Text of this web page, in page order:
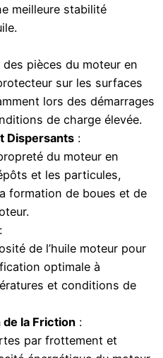
meilleure stabilité
des pièces du moteur en
sur les surfaces
lors des démarrages
de charge élevée.
Dispersants :
du moteur en
et les particules,
formation de boues et de
:
de l’huile moteur pour
optimale à
et conditions de
la Friction :
par frottement et